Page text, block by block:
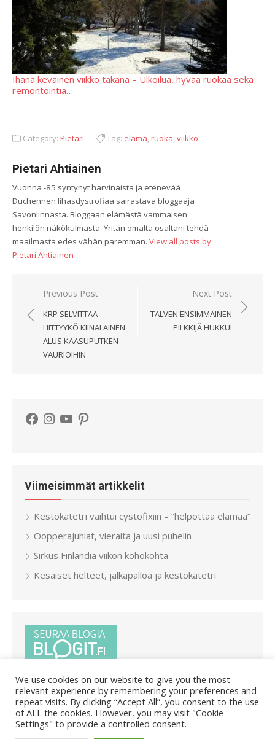
Ihana keväinen viikko takana – Ulkoilua, hyvää ruokaa sekä
remontointia…
Category: Pietari Tag: elämä,ruoka,viikko
Pietari Ahtiainen
Vuonna -85 syntynyt harvinaista ja etenevää
Duchennen lihasdystrofiaa sairastava bloggaaja
Savonlinnasta. Bloggaan elämästä vammaisen
henkilön näkökulmasta. Yritän omalta osaltani tehdä
maailmasta edes vähän paremman. View all posts by
Pietari Ahtiainen
Artikkelien
selaus
Previous Post
KRP SELVITTÄÄ
LIITTYYKÖ KIINALAINEN
ALUS KAASUPUTKEN
VAURIOIHIN
Next Post
TALVEN ENSIMMÄINEN
PILKKIJÄ HUKKUI
Facebook
Instagram
YouTubePinterest
Viimeisimmät artikkelit
Kestokatetri vaihtui cystofixiin – ”helpottaa elämää”
Oopperajuhlat, vieraita ja uusi puhelin
Sirkus Finlandia viikon kohokohta
Kesäiset helteet, jalkapalloa ja kestokatetri
We use cookies on our website to give you the most
relevant experience by remembering your preferences and
repeat visits. By clicking “Accept All”, you consent to the use
of ALL the cookies. However, you may visit "Cookie
Settings" to provide a controlled consent.